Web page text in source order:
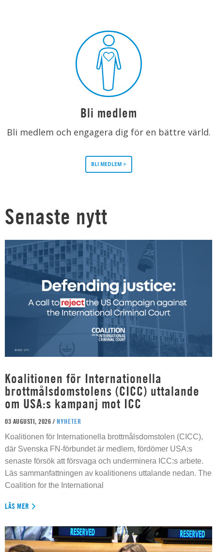
Bli medlem
Bli medlem och engagera dig för en bättre värld.
BLI MEDLEM >
Senaste nytt
Koalitionen för Internationella
brottmålsdomstolens (CICC) uttalande
om USA:s kampanj mot ICC
03 AUGUSTI, 2026 / NYHETER
Koalitionen för Internationella brottmålsdomstolen (CICC),
där Svenska FN-förbundet är medlem, fördömer USA:s
senaste försök att försvaga och underminera ICC:s arbete.
Läs sammanfattningen av koalitionens uttalande nedan. The
Coalition for the International
LÄS MER